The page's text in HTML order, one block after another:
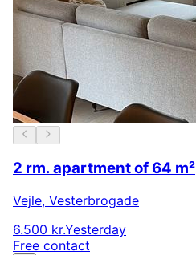
2 rm. apartment of 64 m²
Vejle, Vesterbrogade
6.500 kr.Yesterday
Free contact